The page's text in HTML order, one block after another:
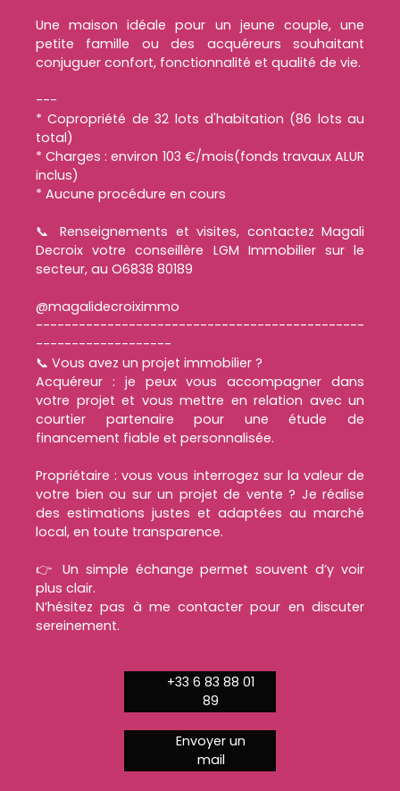
Une maison idéale pour un jeune couple, une
petite famille ou des acquéreurs souhaitant
conjuguer confort, fonctionnalité et qualité de vie.
---
* Copropriété de 32 lots d'habitation (86 lots au
total)
* Charges : environ 103 €/mois(fonds travaux ALUR
inclus)
* Aucune procédure en cours
📞 Renseignements et visites, contactez Magali
Decroix votre conseillère LGM Immobilier sur le
secteur, au O6838 80189
@magalidecroiximmo
----------------------------------------------
-------------------
📞 Vous avez un projet immobilier ?
Acquéreur : je peux vous accompagner dans
votre projet et vous mettre en relation avec un
courtier partenaire pour une étude de
financement fiable et personnalisée.
Propriétaire : vous vous interrogez sur la valeur de
votre bien ou sur un projet de vente ? Je réalise
des estimations justes et adaptées au marché
local, en toute transparence.
👉 Un simple échange permet souvent d’y voir
plus clair.
N’hésitez pas à me contacter pour en discuter
sereinement.
+33 6 83 88 01
89
Envoyer un
mail